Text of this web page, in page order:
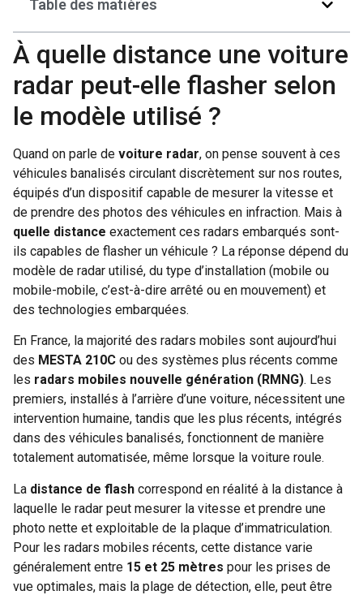
Table des matières
À quelle distance une voiture
radar peut-elle flasher selon
le modèle utilisé ?
Quand on parle de voiture radar, on pense souvent à ces
véhicules banalisés circulant discrètement sur nos routes,
équipés d’un dispositif capable de mesurer la vitesse et
de prendre des photos des véhicules en infraction. Mais à
quelle distance exactement ces radars embarqués sont-
ils capables de flasher un véhicule ? La réponse dépend du
modèle de radar utilisé, du type d’installation (mobile ou
mobile-mobile, c’est-à-dire arrêté ou en mouvement) et
des technologies embarquées.
En France, la majorité des radars mobiles sont aujourd’hui
des MESTA 210C ou des systèmes plus récents comme
les radars mobiles nouvelle génération (RMNG). Les
premiers, installés à l’arrière d’une voiture, nécessitent une
intervention humaine, tandis que les plus récents, intégrés
dans des véhicules banalisés, fonctionnent de manière
totalement automatisée, même lorsque la voiture roule.
La distance de flash correspond en réalité à la distance à
laquelle le radar peut mesurer la vitesse et prendre une
photo nette et exploitable de la plaque d’immatriculation.
Pour les radars mobiles récents, cette distance varie
généralement entre 15 et 25 mètres pour les prises de
vue optimales, mais la plage de détection, elle, peut être